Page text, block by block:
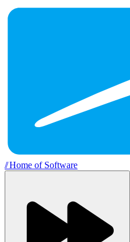
//Home of Software